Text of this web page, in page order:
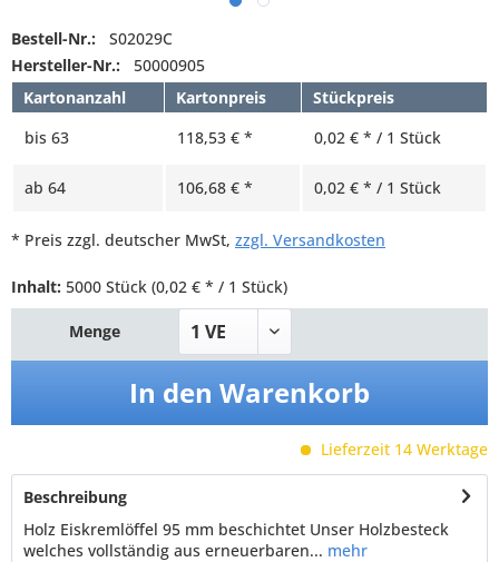
Bestell-Nr.:
S02029C
Hersteller-Nr.:
50000905
Kartonanzahl
Kartonpreis
Stückpreis
bis 63 118,53 € * 0,02 € * / 1 Stück
ab 64 106,68 € * 0,02 € * / 1 Stück
* Preis zzgl. deutscher MwSt, zzgl. Versandkosten
Inhalt: 5000 Stück (0,02 € * / 1 Stück)
Menge
In den Warenkorb
Lieferzeit 14 Werktage
Beschreibung
Holz Eiskremlöffel 95 mm beschichtet Unser Holzbesteck
welches vollständig aus erneuerbaren... mehr